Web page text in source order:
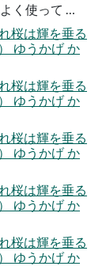
く使って …
桜は輝を垂る
ゆうかげ か
桜は輝を垂る
ゆうかげ か
桜は輝を垂る
ゆうかげ か
桜は輝を垂る
ゆうかげ か
桜は輝を垂る
ゆうかげ か